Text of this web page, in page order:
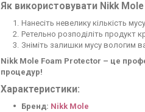
Як використовувати Nikk
Нанесіть невелику кількість
Ретельно розподіліть продукт
Зніміть залишки мусу вологим
Nikk Mole Foam Protector – це
процедур!
Характеристики:
Бренд: Nikk Mole